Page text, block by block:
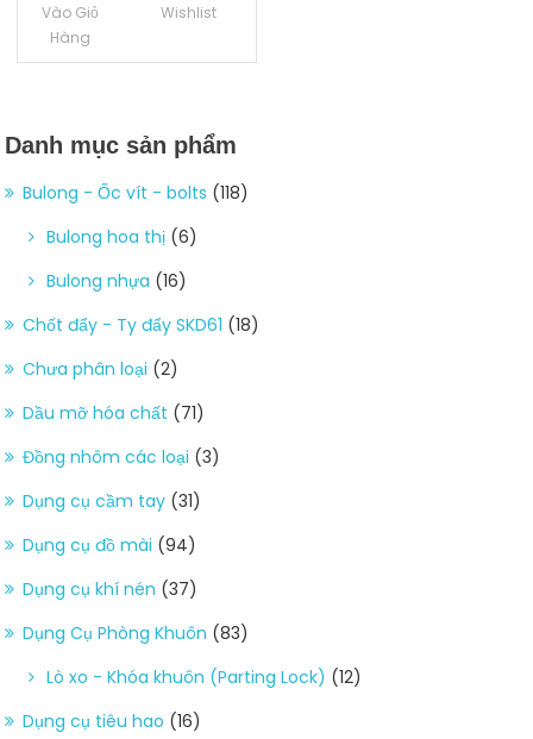
Vào Giỏ
Hàng
Wishlist
Danh mục sản phẩm
Bulong - Ốc vít - bolts (118)
Bulong hoa thị (6)
Bulong nhựa (16)
Chốt đẩy - Ty đẩy SKD61 (18)
Chưa phân loại (2)
Dầu mỡ hóa chất (71)
Đồng nhôm các loại (3)
Dụng cụ cầm tay (31)
Dụng cụ đồ mài (94)
Dụng cụ khí nén (37)
Dụng Cụ Phòng Khuôn (83)
Lò xo - Khóa khuôn (Parting Lock) (12)
Dụng cụ tiêu hao (16)